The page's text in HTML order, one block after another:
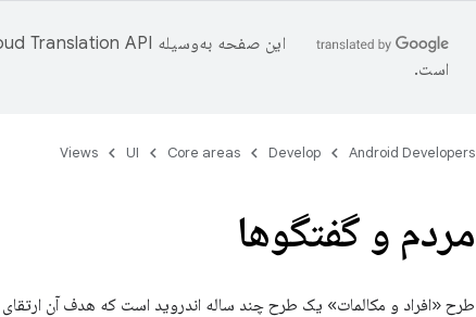
این صفحه به‌وسیله
است.
Android Developers
Develop
Core areas
UI
Views
مردم و گفتگوها
طرح «افراد و مکالمات» یک طرح چند ساله اندروید است که هدف آن